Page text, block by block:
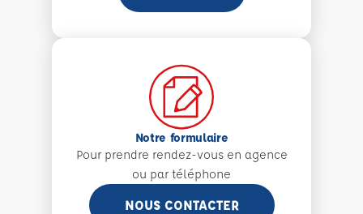
Notre formulaire
Pour prendre rendez-vous en agence
ou par téléphone
NOUS CONTACTER